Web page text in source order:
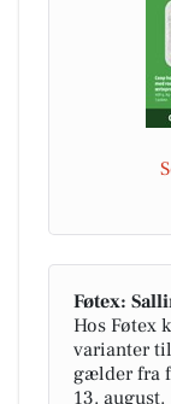
Føtex:
Hos Føtex
varianter
gælder fra
13. august.